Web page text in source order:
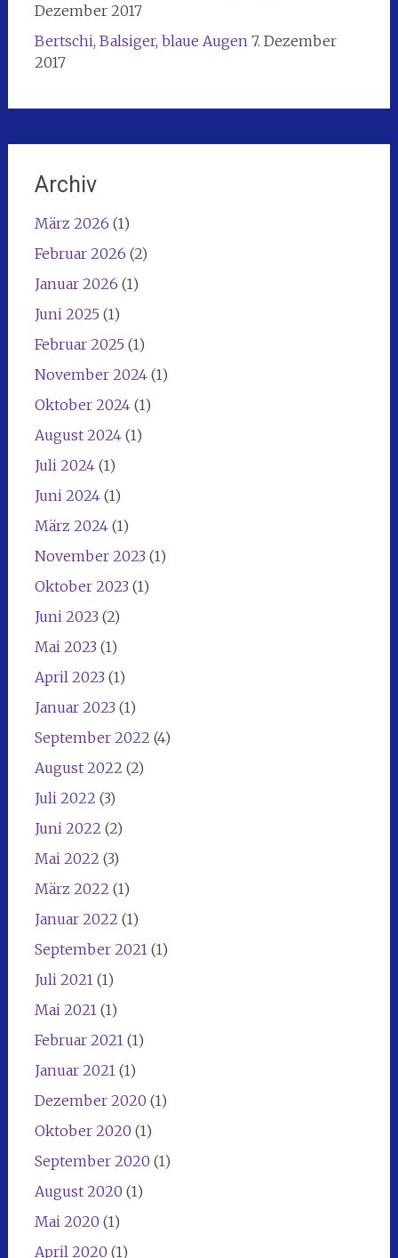
Dezember 2017
Bertschi, Balsiger, blaue Augen 7. Dezember
2017
Archiv
März 2026 (1)
Februar 2026 (2)
Januar 2026 (1)
Juni 2025 (1)
Februar 2025 (1)
November 2024(1)
Oktober 2024(1)
August 2024(1)
Juli 2024(1)
Juni 2024(1)
März 2024(1)
November 2023 (1)
Oktober 2023 (1)
Juni 2023 (2)
Mai 2023 (1)
April 2023 (1)
Januar 2023 (1)
September 2022 (4)
August 2022 (2)
Juli 2022 (3)
Juni 2022 (2)
Mai 2022 (3)
März 2022 (1)
Januar 2022 (1)
September 2021 (1)
Juli 2021 (1)
Mai 2021 (1)
Februar 2021 (1)
Januar 2021 (1)
Dezember 2020 (1)
Oktober 2020 (1)
September 2020 (1)
August 2020 (1)
Mai 2020 (1)
April 2020 (1)